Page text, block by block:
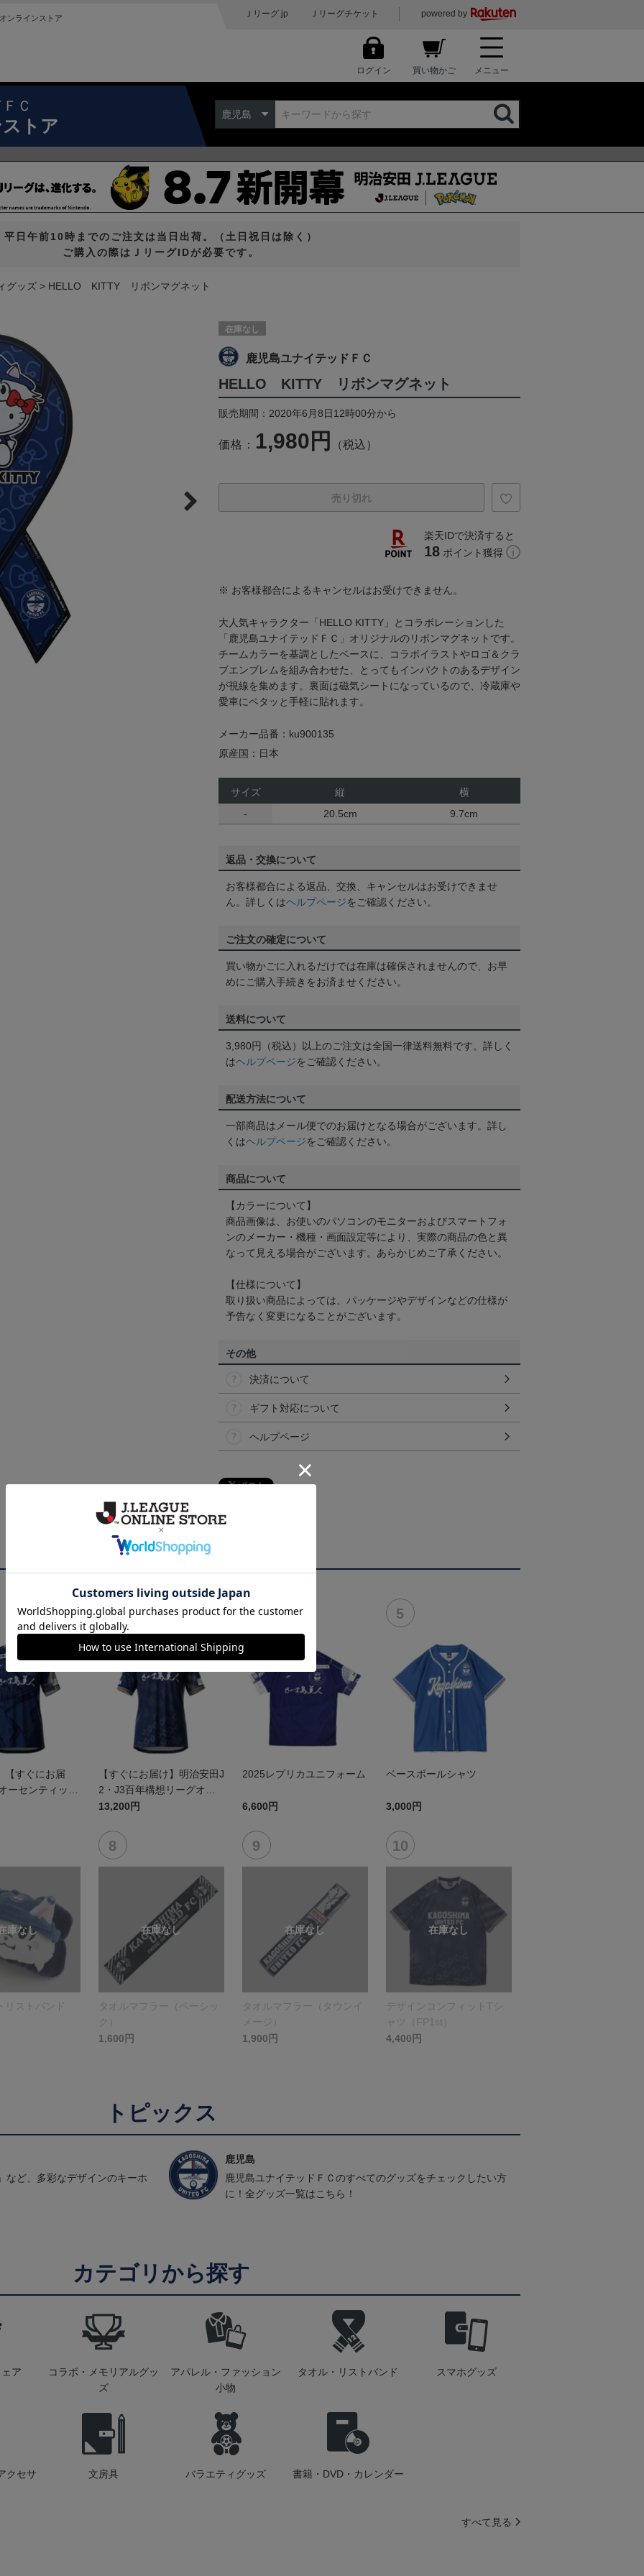
ンラインストア Ｊリーグ.jp Ｊリーグチケット powered by
ログイン 買い物かご メニュー
Ｃ
トア
鹿児島
平日午前10時までのご注文は当日出荷。（土日祝日は除く）
ご購入の際はＪリーグIDが必要です。
グッズ HELLO KITTY リボンマグネット
在庫なし
鹿児島ユナイテッドＦＣ
HELLO KITTY リボンマグネット
販売期間：2020年6月8日12時00分から
価格： 1,980円 （税込）
売り切れ
楽天IDで決済すると
18 ポイント獲得
※ お客様都合によるキャンセルはお受けできません。
大人気キャラクター「HELLO KITTY」とコラボレーションした
「鹿児島ユナイテッドＦＣ」オリジナルのリボンマグネットです。
チームカラーを基調としたベースに、コラボイラストやロゴ＆クラ
ブエンブレムを組み合わせた、とってもインパクトのあるデザイン
が視線を集めます。裏面は磁気シートになっているので、冷蔵庫や
愛車にペタッと手軽に貼れます。
メーカー品番：ku900135
原産国：日本
サイズ 縦
横
-
20.5cm 9.7cm
返品・交換について
お客様都合による返品、交換、キャンセルはお受けできませ
ん。詳しくはヘルプページをご確認ください。
ご注文の確定について
買い物かごに入れるだけでは在庫は確保されませんので、お早
めにご購入手続きをお済ませください。
送料について
3,980円（税込）以上のご注文は全国一律送料無料です。詳しく
はヘルプページをご確認ください。
配送方法について
一部商品はメール便でのお届けとなる場合がございます。詳し
くはヘルプページをご確認ください。
商品について
【カラーについて】
商品画像は、お使いのパソコンのモニターおよびスマートフォ
ンのメーカー・機種・画面設定等により、実際の商品の色と異
なって見える場合がございます。あらかじめご了承ください。
【仕様について】
取り扱い商品によっては、パッケージやデザインなどの仕様が
予告なく変更になることがございます。
その他
決済について
ギフト対応について
ヘルプページ
【すぐにお届
ーセンティック
FP1st
【すぐにお届け】明治安田J
2・J3百年構想リーグオー
センティックユニフォーム
13,200円
2025レプリカユニフォーム
6,600円
ベースボールシャツ
3,000円
リストバンド
タオルマフラー（ベーシッ
ク）
1,600円
タオルマフラー（タウンイ
メージ）
1,900円
デザインコンフィットTシ
ャツ（FP1st）
4,400円
トピックス
など、多彩なデザインのキーホ
鹿児島
鹿児島ユナイテッドＦＣのすべてのグッズをチェックしたい方
に！全グッズ一覧はこちら！
カテゴリから探す
ア
コラボ・メモリアルグッ
ズ
アパレル・ファッション
小物
タオル・リストバンド スマホグッズ
クセサ
文房具 バラエティグッズ 書籍・DVD・カレンダー
すべて見る